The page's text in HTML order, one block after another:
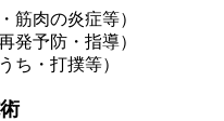
筋肉の炎症等）
発予防・指導）
ち・打撲等）